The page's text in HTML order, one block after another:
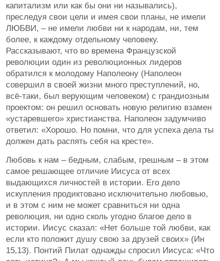
капитализм или как бы они ни назывались),
преследуя свои цели и имея свои планы, не имели
ЛЮБВИ, – не имели любви ни к народам, ни, тем
более, к каждому отдельному человеку.
Рассказывают, что во времена Французской
революции один из революционных лидеров
обратился к молодому Наполеону (Наполеон
совершил в своей жизни много преступлений, но,
всё-таки, был верующим человеком) с грандиозным
проектом: он решил основать новую религию взамен
«устаревшего» христианства. Наполеон задумчиво
ответил: «Хорошо. Но помни, что для успеха дела ты
должен дать распять себя на кресте».
Любовь к нам – бедным, слабым, грешным – в этом
самое решающее отличие Иисуса от всех
выдающихся личностей в истории. Его дело
искупления продиктовано исключительно любовью,
и в этом с ним не может сравниться ни одна
революция, ни одно сколь угодно благое дело в
истории. Иисус сказал: «Нет больше той любви, как
если кто положит душу свою за друзей своих» (Ин
15,13). Понтий Пилат однажды спросил Иисуса: «Что